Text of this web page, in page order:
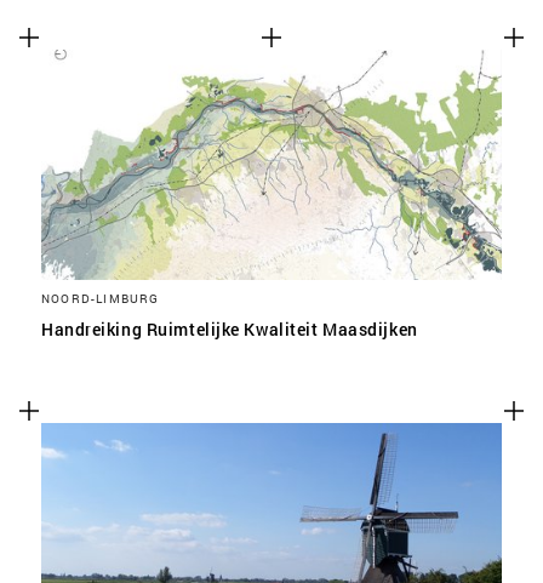
NOORD-LIMBURG
Handreiking Ruimtelijke Kwaliteit Maasdijken